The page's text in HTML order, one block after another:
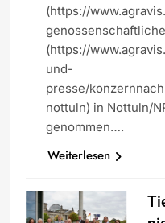
(https://
(https://
und-
presse/
nottuln) in Nottuln/
genommen….
Weiterlesen